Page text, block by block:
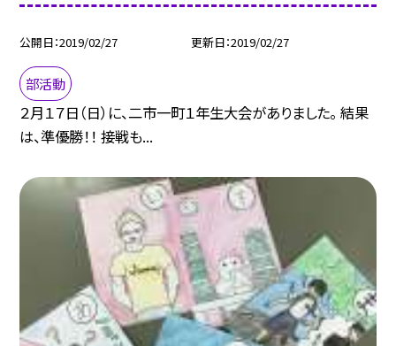
公開日 2019/02/27 更新日 2019/02/27
部活動
２月１７日（日）に、二市一町１年生大会がありました。 結果
は、準優勝！！ 接戦も...